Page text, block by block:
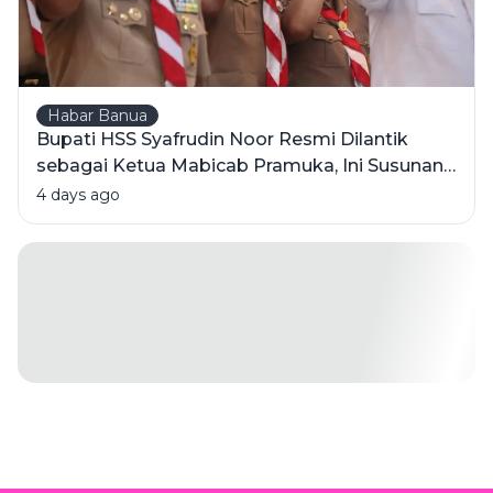
Habar Banua
Bupati HSS Syafrudin Noor Resmi Dilantik
sebagai Ketua Mabicab Pramuka, Ini Susunan
Pengurus 2025-2030
4 days ago